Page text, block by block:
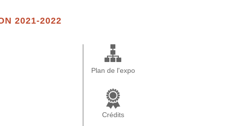
2021-2022
Plan de l'expo
Crédits